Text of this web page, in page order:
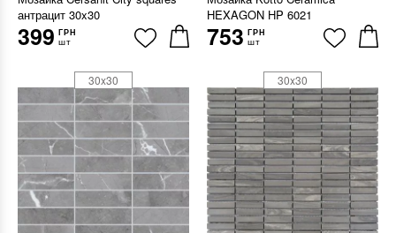
антрацит 30x30
399 ГРН
шт
HEXAGON HP 6021
753 ГРН
шт
30x30 30x30